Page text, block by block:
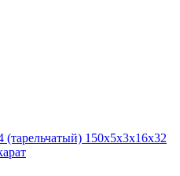
150х5х3х16х32